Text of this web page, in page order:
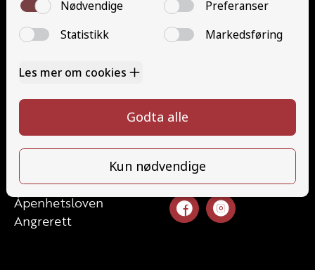
Trafikalt grunnkurs (TG)
Gods (YDG – YSK)
Person (YDP – YSK)
Kontakt
Priser
Elevside
Kontakt oss
Åpenhetsloven
Angrerett
52 70 87 90
post@haugaland-as.no
Følg oss